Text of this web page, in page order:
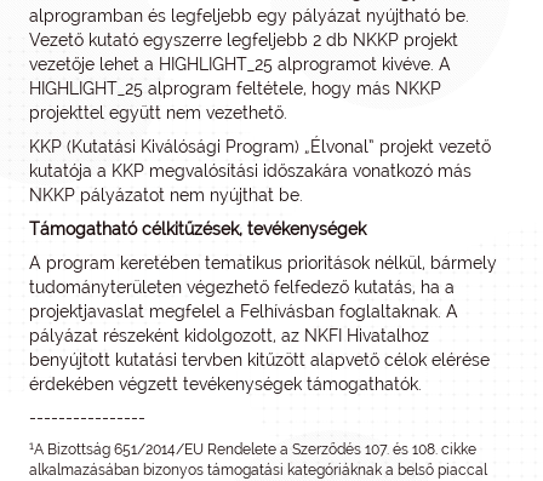
alprogramban és legfeljebb egy pályázat nyújtható be.
Vezető kutató egyszerre legfeljebb 2 db NKKP projekt
vezetője lehet a HIGHLIGHT_25 alprogramot kivéve. A
HIGHLIGHT_25 alprogram feltétele, hogy más NKKP
projekttel együtt nem vezethető.
KKP (Kutatási Kiválósági Program) „Élvonal” projekt vezető
kutatója a KKP megvalósítási időszakára vonatkozó más
NKKP pályázatot nem nyújthat be.
Támogatható célkitűzések, tevékenységek
A program keretében tematikus prioritások nélkül, bármely
tudományterületen végezhető felfedező kutatás, ha a
projektjavaslat megfelel a Felhívásban foglaltaknak. A
pályázat részeként kidolgozott, az NKFI Hivatalhoz
benyújtott kutatási tervben kitűzött alapvető célok elérése
érdekében végzett tevékenységek támogathatók.
----------------
1A Bizottság 651/2014/EU Rendelete a Szerződés 107. és 108. cikke
alkalmazásában bizonyos támogatási kategóriáknak a belső piaccal